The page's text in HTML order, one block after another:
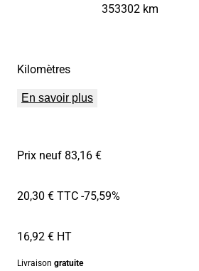
Kilomètres
353302 km
En savoir plus
Prix neuf 83,16 €
20,30 € TTC-75,59%
16,92 € HT
Livraison gratuite